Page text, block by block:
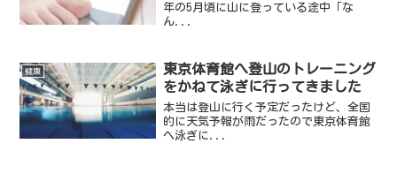
年の5月頃に山に登っている途中「な
ん...
健康
東京体育館へ登山のトレーニング
をかねて泳ぎに行ってきました
本当は登山に行く予定だったけど、全国
的に天気予報が雨だったので東京体育館
へ泳ぎに...